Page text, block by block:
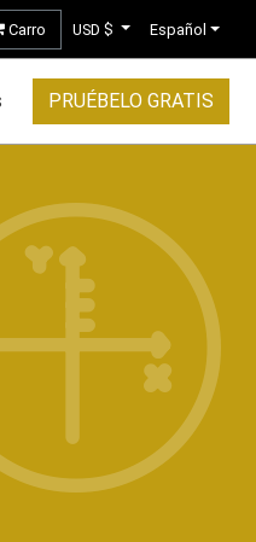
Carro USD $ Español
PRUÉBELO GRATIS